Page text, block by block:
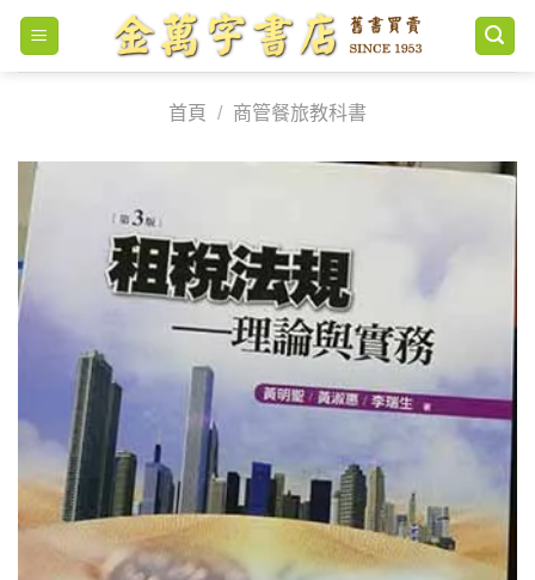
Skip
content
首頁
/ 商管餐旅教科書